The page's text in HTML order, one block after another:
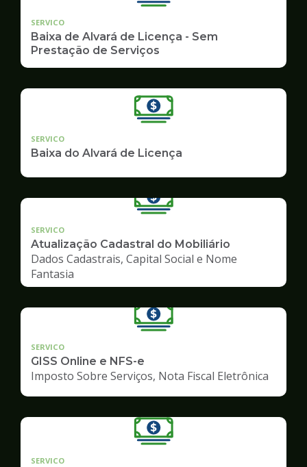
SERVICO
Baixa de Alvará de Licença - Sem
Prestação de Serviços
SERVICO
Baixa do Alvará de Licença
SERVICO
Atualização Cadastral do Mobiliário
Dados Cadastrais, Capital Social e Nome
Fantasia
SERVICO
GISS Online e NFS-e
Imposto Sobre Serviços, Nota Fiscal Eletrônica
SERVICO